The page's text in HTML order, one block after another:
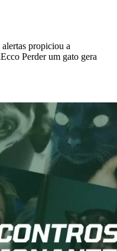
propiciou a
Perder um gato gera